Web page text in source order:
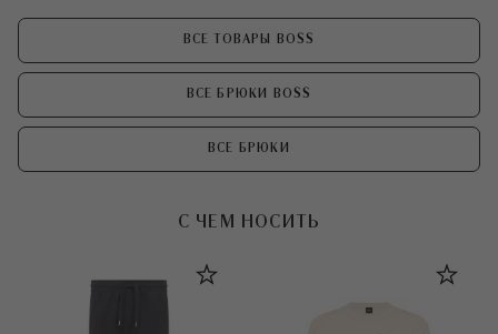
ВСЕ ТОВАРЫ BOSS
ВСЕ БРЮКИ BOSS
ВСЕ БРЮКИ
С ЧЕМ НОСИТЬ